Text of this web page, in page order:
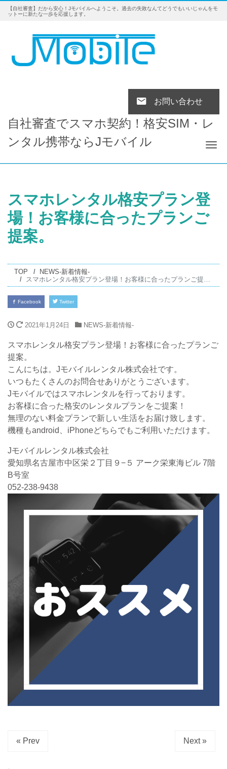
【自社審査】だから安心！Jモバイルへようこそ。過去の失敗なんてどうでもいいじゃんをモ
ットーに新たな一歩を応援します。
お問い合わせ
自社審査でスマホ契約！格安SIM・レ
ンタル携帯ならJモバイル
スマホレンタル格安プラン登
場！お客様に合ったプランご
提案。
TOP
NEWS-新着情報-
スマホレンタル格安プラン登場！お客様に合ったプランご提案。
Facebook Twitter
2021年1月24日 NEWS-新着情報-
スマホレンタル格安プラン登場！お客様に合ったプランご
提案。
こんにちは。Jモバイルレンタル株式会社です。
いつもたくさんのお問合せありがとうございます。
Jモバイルではスマホレンタルを行っております。
お客様に合った格安のレンタルプランをご提案！
無理のない料金プランで新しい生活をお届け致します。
機種もandroid、iPhoneどちらでもご利用いただけます。
Jモバイルレンタル株式会社
愛知県名古屋市中区栄２丁目９−５ アーク栄東海ビル 7階
B号室
052-238-9438
« Prev Next »